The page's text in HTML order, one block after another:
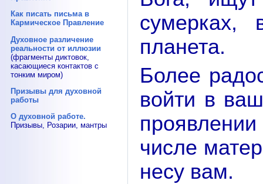
Как писать письма в
Кармическое Правление
Духовное различение
реальности от иллюзии
(фрагменты диктовок,
касающиеся контактов с
тонким миром)
Призывы для духовной
работы
О духовной работе.
Призывы, Розарии, мантры
сумерках,
планета.
Более
войти в
числе
несу вам.